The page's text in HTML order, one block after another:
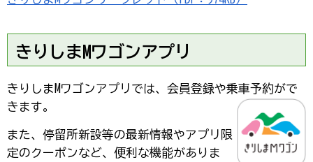
きりしまMワゴンアプリ
きりしまMワゴンアプリでは、会員登録や乗車予約がで
きます。
また、停留所新設等の最新情報やアプリ限
定のクーポンなど、便利な機能がありま